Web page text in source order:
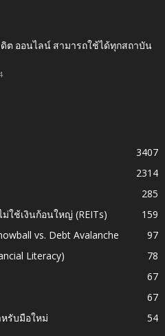
ต ออนไลน์ สามารถใช้ได้ทุกสถาบัน
3407
2314
285
ใช้เงินก้อนใหญ่ (REITs)
159
vs. Debt Avalanche
97
Literacy)
78
67
67
รับมือใหม่
54